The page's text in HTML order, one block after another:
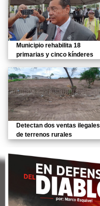
Municipio rehabilita 18
primarias y cinco kínderes
Detectan dos ventas ilegales
de terrenos rurales